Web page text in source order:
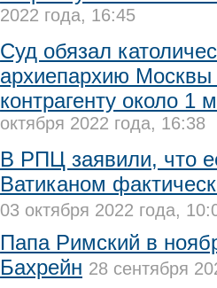
2022 года, 16:45
Суд обязал
архиепархию Москвы
контрагенту около 1
октября 2022 года, 16:38
В РПЦ заявили, что
Ватиканом
03 октября 2022 года,
Папа Римский в
Бахрейн 28 сентября